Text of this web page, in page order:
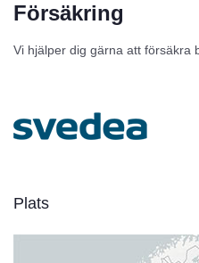
Försäkring
Vi hjälper dig gärna att försäkra
Plats